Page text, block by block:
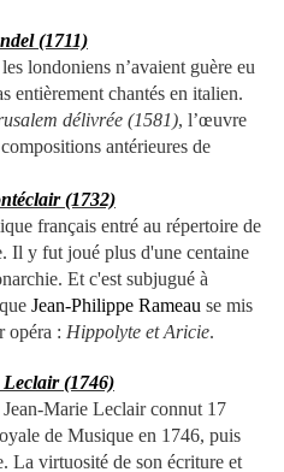
(1711)
les londoniens n’avaient guère eu
entièrement chantés en italien.
délivrée (1581), l’œuvre
antérieures de
(1732)
français entré au répertoire de
Il y fut joué plus d'une centaine
Et c'est subjugué à
Jean-Philippe Rameau se mis
opéra : Hippolyte et Aricie.
(1746)
Marie Leclair connut 17
de Musique en 1746, puis
La virtuosité de son écriture et